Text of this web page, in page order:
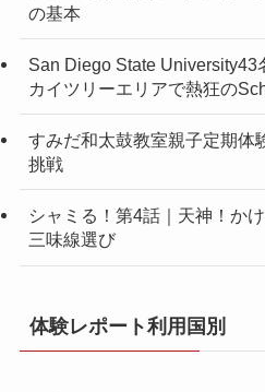
の基本
San Diego State University43
カイツリーエリアで熱狂の
すみだ和太鼓教室親子定期体
挑戦
シャミる！第4話｜天神！か
三味線選び
体験レポート利用国別